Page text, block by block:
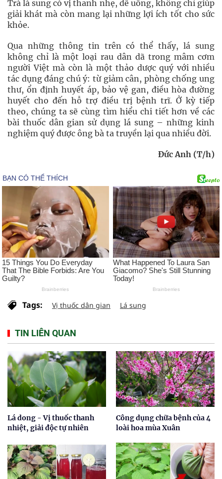
Trà lá sung có vị thanh nhẹ, dễ uống, không chỉ giúp
giải khát mà còn mang lại những lợi ích tốt cho sức
khỏe.
Qua những thông tin trên có thể thấy, lá sung
không chỉ là một loại rau dân dã trong mâm cơm
người Việt mà còn là một thảo dược quý với nhiều
tác dụng đáng chú ý: từ giảm cân, phòng chống ung
thư, ổn định huyết áp, bảo vệ gan, điều hòa đường
huyết cho đến hỗ trợ điều trị bệnh trĩ. Ở kỳ tiếp
theo, chúng ta sẽ cùng tìm hiểu chi tiết hơn về các
bài thuốc dân gian sử dụng lá sung – những kinh
nghiệm quý được ông bà ta truyền lại qua nhiều đời.
Đức Anh (T/h)
Tags: Vị thuốc dân gian Lá sung
TIN LIÊN QUAN
Lá dong - Vị thuốc thanh
nhiệt, giải độc tự nhiên
Công dụng chữa bệnh của 4
loài hoa mùa Xuân